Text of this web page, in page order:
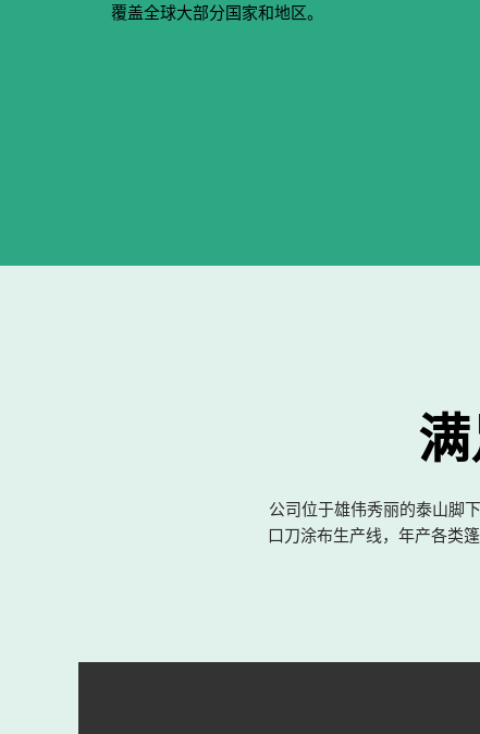
覆盖全球大部分国家和地区。
公司位于雄伟秀丽的泰山脚
口刀涂布生产线，年产各类